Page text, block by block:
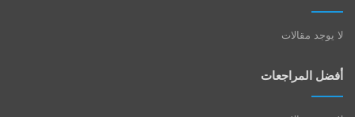
لا يوجد مقالات
أفضل المراجعات